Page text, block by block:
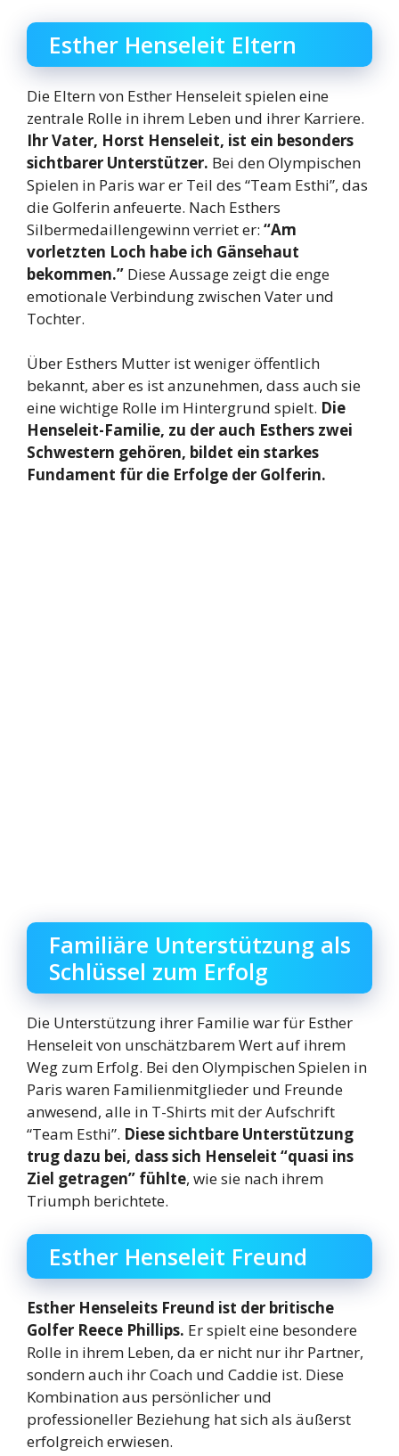
Esther Henseleit Eltern
Die Eltern von Esther Henseleit spielen eine
zentrale Rolle in ihrem Leben und ihrer Karriere.
Ihr Vater, Horst Henseleit, ist ein besonders
sichtbarer Unterstützer. Bei den Olympischen
Spielen in Paris war er Teil des “Team Esthi”, das
die Golferin anfeuerte. Nach Esthers
Silbermedaillengewinn verriet er: “Am
vorletzten Loch habe ich Gänsehaut
bekommen.” Diese Aussage zeigt die enge
emotionale Verbindung zwischen Vater und
Tochter.
Über Esthers Mutter ist weniger öffentlich
bekannt, aber es ist anzunehmen, dass auch sie
eine wichtige Rolle im Hintergrund spielt. Die
Henseleit-Familie, zu der auch Esthers zwei
Schwestern gehören, bildet ein starkes
Fundament für die Erfolge der Golferin.
Familiäre Unterstützung als
Schlüssel zum Erfolg
Die Unterstützung ihrer Familie war für Esther
Henseleit von unschätzbarem Wert auf ihrem
Weg zum Erfolg. Bei den Olympischen Spielen in
Paris waren Familienmitglieder und Freunde
anwesend, alle in T-Shirts mit der Aufschrift
“Team Esthi”. Diese sichtbare Unterstützung
trug dazu bei, dass sich Henseleit “quasi ins
Ziel getragen” fühlte, wie sie nach ihrem
Triumph berichtete.
Esther Henseleit Freund
Esther Henseleits Freund ist der britische
Golfer Reece Phillips. Er spielt eine besondere
Rolle in ihrem Leben, da er nicht nur ihr Partner,
sondern auch ihr Coach und Caddie ist. Diese
Kombination aus persönlicher und
professioneller Beziehung hat sich als äußerst
erfolgreich erwiesen.